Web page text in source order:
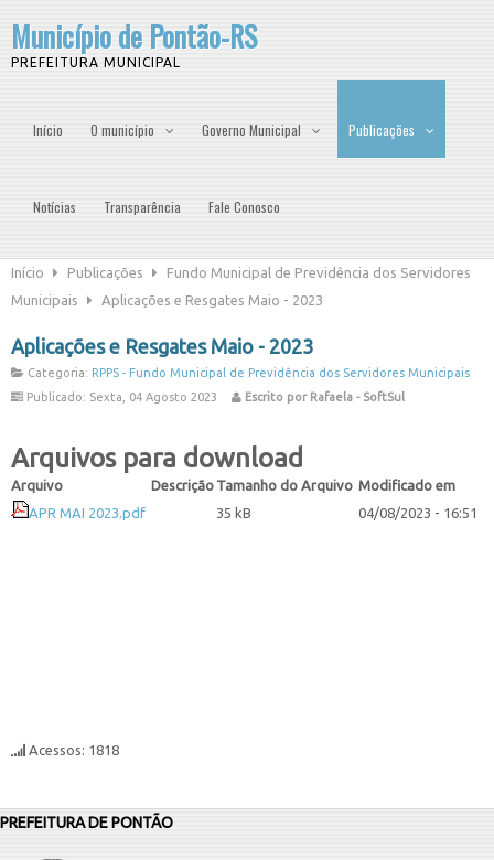
Município de Pontão-RS
PREFEITURA MUNICIPAL
Início O município Governo Municipal Publicações
Notícias Transparência Fale Conosco
Início Publicações
Fundo Municipal de Previdência dos Servidores
Municipais
Aplicações e Resgates Maio - 2023
Aplicações e Resgates Maio - 2023
Categoria: RPPS - Fundo Municipal de Previdência dos Servidores Municipais
Publicado: Sexta, 04 Agosto 2023
Escrito por Rafaela - SoftSul
Arquivos para download
Arquivo Descrição Tamanho do Arquivo Modificado em
APR MAI 2023.pdf
35 kB 04/08/2023 - 16:51
Acessos: 1818
PREFEITURA DE PONTÃO